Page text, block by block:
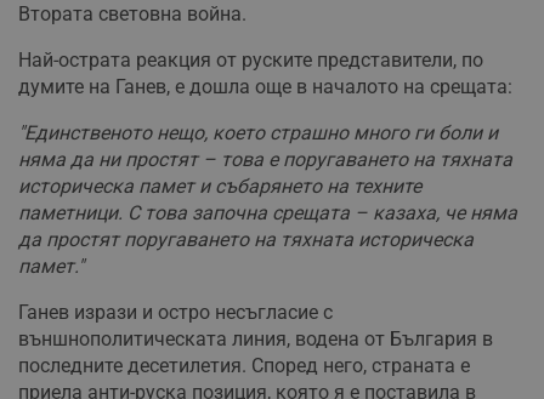
Втората световна война.
Най-острата реакция от руските представители, по
думите на Ганев, е дошла още в началото на срещата:
"Единственото нещо, което страшно много ги боли и
няма да ни простят – това е поругаването на тяхната
историческа памет и събарянето на техните
паметници. С това започна срещата – казаха, че няма
да простят поругаването на тяхната историческа
памет."
Ганев изрази и остро несъгласие с
външнополитическата линия, водена от България в
последните десетилетия. Според него, страната е
приела анти-руска позиция, която я е поставила в